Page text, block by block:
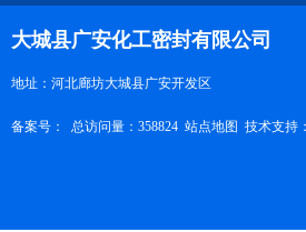
大城县广安化工密封有限公司
地址：河北廊坊大城县广安开发区
备案号： 总访问量：358824 站点地图 技术支持：